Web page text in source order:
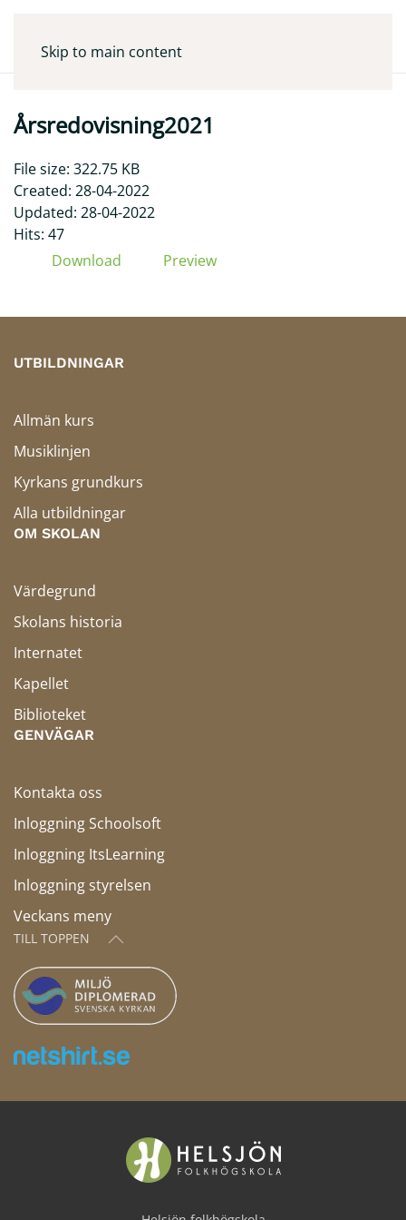
Skip to main content
Årsredovisning2021
File size: 322.75 KB
Created: 28-04-2022
Updated: 28-04-2022
Hits: 47
Download
Preview
UTBILDNINGAR
Allmän kurs
Musiklinjen
Kyrkans grundkurs
Alla utbildningar
OM SKOLAN
Värdegrund
Skolans historia
Internatet
Kapellet
Biblioteket
GENVÄGAR
Kontakta oss
Inloggning Schoolsoft
Inloggning ItsLearning
Inloggning styrelsen
Veckans meny
TILL TOPPEN